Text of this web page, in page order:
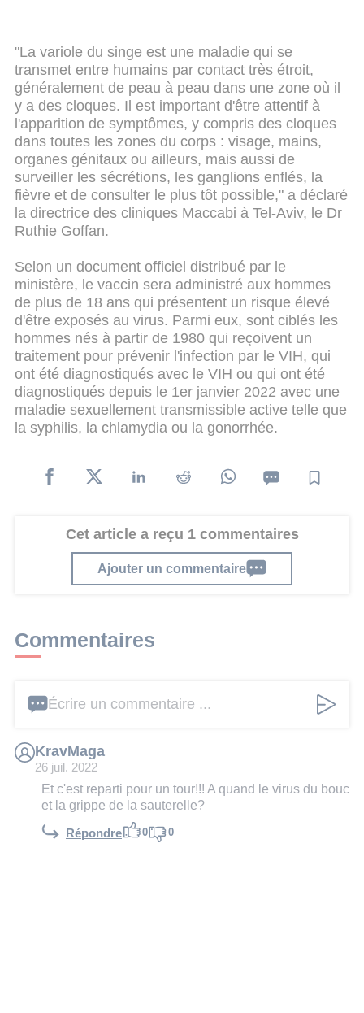
"La variole du singe est une maladie qui se
transmet entre humains par contact très étroit,
généralement de peau à peau dans une zone où il
y a des cloques. Il est important d'être attentif à
l'apparition de symptômes, y compris des cloques
dans toutes les zones du corps : visage, mains,
organes génitaux ou ailleurs, mais aussi de
surveiller les sécrétions, les ganglions enflés, la
fièvre et de consulter le plus tôt possible," a déclaré
la directrice des cliniques Maccabi à Tel-Aviv, le Dr
Ruthie Goffan.
Selon un document officiel distribué par le
ministère, le vaccin sera administré aux hommes
de plus de 18 ans qui présentent un risque élevé
d'être exposés au virus. Parmi eux, sont ciblés les
hommes nés à partir de 1980 qui reçoivent un
traitement pour prévenir l'infection par le VIH, qui
ont été diagnostiqués avec le VIH ou qui ont été
diagnostiqués depuis le 1er janvier 2022 avec une
maladie sexuellement transmissible active telle que
la syphilis, la chlamydia ou la gonorrhée.
Cet article a reçu 1 commentaires
Ajouter un commentaire
Commentaires
Écrire un commentaire ...
KravMaga
26 juil. 2022
Et c'est reparti pour un tour!!! A quand le virus du bouc
et la grippe de la sauterelle?
Répondre 0 0